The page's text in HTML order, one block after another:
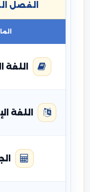
الفصل
اللغة
اللغة